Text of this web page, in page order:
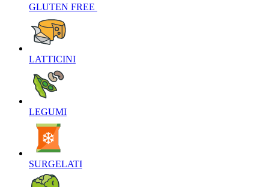
GLUTEN FREE ‎
LATTICINI‎
LEGUMI‎
SURGELATI‎